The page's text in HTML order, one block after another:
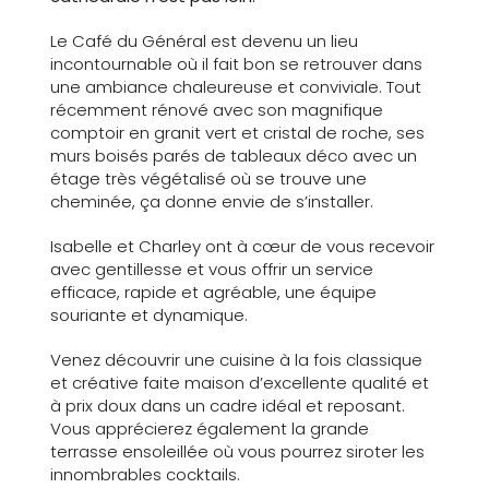
Le Café du Général est devenu un lieu
incontournable où il fait bon se retrouver dans
une ambiance chaleureuse et conviviale. Tout
récemment rénové avec son magnifique
comptoir en granit vert et cristal de roche, ses
murs boisés parés de tableaux déco avec un
étage très végétalisé où se trouve une
cheminée, ça donne envie de s’installer.
Isabelle et Charley ont à cœur de vous recevoir
avec gentillesse et vous offrir un service
efficace, rapide et agréable, une équipe
souriante et dynamique.
Venez découvrir une cuisine à la fois classique
et créative faite maison d’excellente qualité et
à prix doux dans un cadre idéal et reposant.
Vous apprécierez également la grande
terrasse ensoleillée où vous pourrez siroter les
innombrables cocktails.